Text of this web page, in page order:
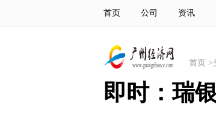
首页 公司 资讯
首页 >
即时：瑞